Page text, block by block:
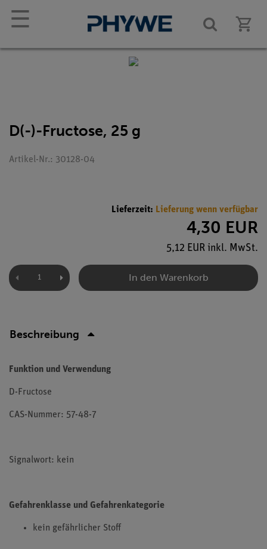
☰
D(-)-Fructose, 25 g
Artikel-Nr.: 30128-04
Lieferzeit: Lieferung wenn verfügbar
4,30 EUR
5,12 EUR inkl. MwSt.
In den Warenkorb
Beschreibung
Funktion und Verwendung
D-Fructose
CAS-Nummer: 57-48-7
Signalwort: kein
Gefahrenklasse und Gefahrenkategorie
kein gefährlicher Stoff